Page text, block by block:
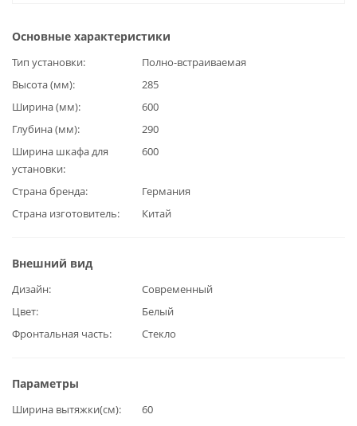
Основные характеристики
Тип установки
Полно-встраиваемая
Высота (мм)
285
Ширина (мм)
600
Глубина (мм)
290
Ширина шкафа для
установки
600
Страна бренда
Германия
Страна изготовитель
Китай
Внешний вид
Дизайн
Современный
Цвет
Белый
Фронтальная часть
Стекло
Параметры
Ширина вытяжки(см)
60